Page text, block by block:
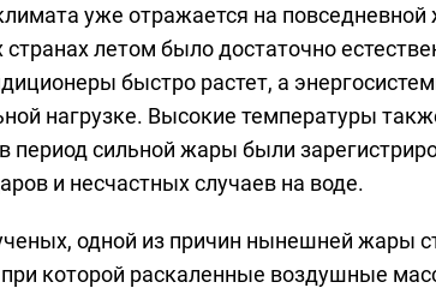
уже отражается на
странах летом было достаточно
быстро растет, а
нагрузке. Высокие температуры
период сильной жары были
и несчастных случаев на воде.
одной из причин нынешней жары
которой раскаленные воздушные